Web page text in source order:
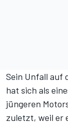
Sein Unfall auf
hat sich als
jüngeren
zuletzt, weil er